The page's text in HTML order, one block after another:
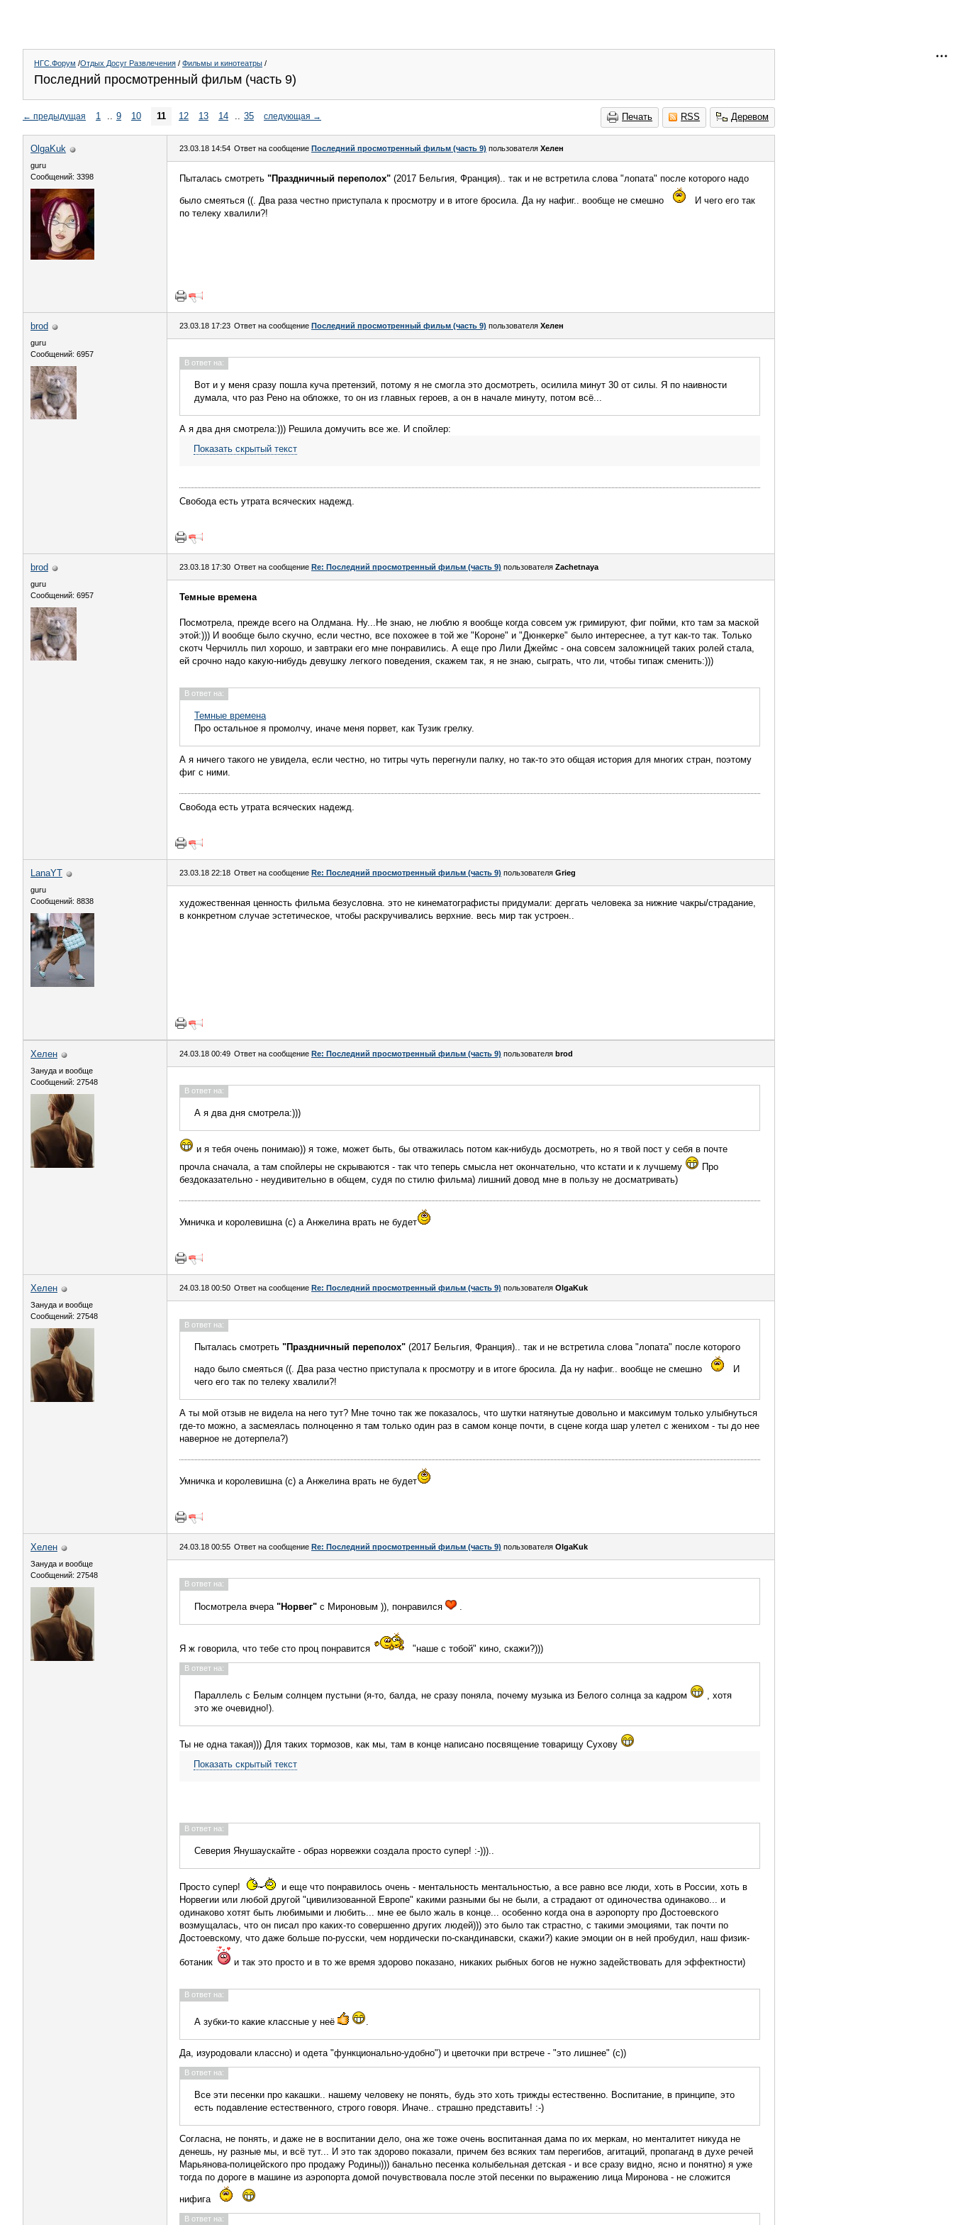
НГС.Форум /Отдых Досуг Развлечения / Фильмы и кинотеатры /
Последний просмотренный фильм (часть 9)
Печать RSS Деревом
← предыдущая 1 .. 9 10 11 12 13 14 .. 35 следующая →
OlgaKuk
guru
Сообщений: 3398
23.03.18 14:54 Ответ на сообщение Последний просмотренный фильм (часть 9) пользователя Хелен
Пыталась смотреть "Праздничный переполох" (2017 Бельгия, Франция).. так и не встретила слова "лопата" после которого надо
было смеяться ((. Два раза честно приступала к просмотру и в итоге бросила. Да ну нафиг.. вообще не смешно
И чего его так
по телеку хвалили?!
brod
guru
Сообщений: 6957
23.03.18 17:23 Ответ на сообщение Последний просмотренный фильм (часть 9) пользователя Хелен
В ответ на:
Вот и у меня сразу пошла куча претензий, потому я не смогла это досмотреть, осилила минут 30 от силы. Я по наивности
думала, что раз Рено на обложке, то он из главных героев, а он в начале минуту, потом всё...
А я два дня смотрела:))) Решила домучить все же. И спойлер:
Показать скрытый текст
Свобода есть утрата всяческих надежд.
brod
guru
Сообщений: 6957
23.03.18 17:30 Ответ на сообщение Re: Последний просмотренный фильм (часть 9) пользователя Zachetnaya
Темные времена
Посмотрела, прежде всего на Олдмана. Ну...Не знаю, не люблю я вообще когда совсем уж гримируют, фиг пойми, кто там за маской
этой:))) И вообще было скучно, если честно, все похожее в той же "Короне" и "Дюнкерке" было интереснее, а тут как-то так. Только
скотч Черчилль пил хорошо, и завтраки его мне понравились. А еще про Лили Джеймс - она совсем заложницей таких ролей стала,
ей срочно надо какую-нибудь девушку легкого поведения, скажем так, я не знаю, сыграть, что ли, чтобы типаж сменить:)))
В ответ на:
Темные времена
Про остальное я промолчу, иначе меня порвет, как Тузик грелку.
А я ничего такого не увидела, если честно, но титры чуть перегнули палку, но так-то это общая история для многих стран, поэтому
фиг с ними.
Свобода есть утрата всяческих надежд.
LanaYT
guru
Сообщений: 8838
23.03.18 22:18 Ответ на сообщение Re: Последний просмотренный фильм (часть 9) пользователя Grieg
художественная ценность фильма безусловна. это не кинематографисты придумали: дергать человека за нижние чакры/страдание,
в конкретном случае эстетическое, чтобы раскручивались верхние. весь мир так устроен..
Хелен
Зануда и вообще
Сообщений: 27548
24.03.18 00:49 Ответ на сообщение Re: Последний просмотренный фильм (часть 9) пользователя brod
В ответ на:
А я два дня смотрела:)))
и я тебя очень понимаю)) я тоже, может быть, бы отважилась потом как-нибудь досмотреть, но я твой пост у себя в почте
прочла сначала, а там спойлеры не скрываются - так что теперь смысла нет окончательно, что кстати и к лучшему
Про
бездоказательно - неудивительно в общем, судя по стилю фильма) лишний довод мне в пользу не досматривать)
Умничка и королевишна (с) а Анжелина врать не будет
Хелен
Зануда и вообще
Сообщений: 27548
24.03.18 00:50 Ответ на сообщение Re: Последний просмотренный фильм (часть 9) пользователя OlgaKuk
В ответ на:
Пыталась смотреть "Праздничный переполох" (2017 Бельгия, Франция).. так и не встретила слова "лопата" после которого
надо было смеяться ((. Два раза честно приступала к просмотру и в итоге бросила. Да ну нафиг.. вообще не смешно
И
чего его так по телеку хвалили?!
А ты мой отзыв не видела на него тут? Мне точно так же показалось, что шутки натянутые довольно и максимум только улыбнуться
где-то можно, а засмеялась полноценно я там только один раз в самом конце почти, в сцене когда шар улетел с женихом - ты до нее
наверное не дотерпела?)
Умничка и королевишна (с) а Анжелина врать не будет
Хелен
Зануда и вообще
Сообщений: 27548
24.03.18 00:55 Ответ на сообщение Re: Последний просмотренный фильм (часть 9) пользователя OlgaKuk
В ответ на:
Посмотрела вчера "Норвег" с Мироновым )), понравился .
Я ж говорила, что тебе сто проц понравится "наше с тобой" кино, скажи?)))
В ответ на:
Параллель с Белым солнцем пустыни (я-то, балда, не сразу поняла, почему музыка из Белого солнца за кадром
, хотя
это же очевидно!).
Ты не одна такая))) Для таких тормозов, как мы, там в конце написано посвящение товарищу Сухову
Показать скрытый текст
В ответ на:
Северия Янушаускайте - образ норвежки создала просто супер! :-)))..
Просто супер!
и еще что понравилось очень - ментальность ментальностью, а все равно все люди, хоть в России, хоть в
Норвегии или любой другой "цивилизованной Европе" какими разными бы не были, а страдают от одиночества одинаково... и
одинаково хотят быть любимыми и любить... мне ее было жаль в конце... особенно когда она в аэропорту про Достоевского
возмущалась, что он писал про каких-то совершенно других людей))) это было так страстно, с такими эмоциями, так почти по
Достоевскому, что даже больше по-русски, чем нордически по-скандинавски, скажи?) какие эмоции он в ней пробудил, наш физик-
ботаник и так это просто и в то же время здорово показано, никаких рыбных богов не нужно задействовать для эффектности)
В ответ на:
А зубки-то какие классные у неё .
Да, изуродовали классно) и одета "функционально-удобно") и цветочки при встрече - "это лишнее" (с))
В ответ на:
Все эти песенки про какашки.. нашему человеку не понять, будь это хоть трижды естественно. Воспитание, в принципе, это
есть подавление естественного, строго говоря. Иначе.. страшно представить! :-)
Согласна, не понять, и даже не в воспитании дело, она же тоже очень воспитанная дама по их меркам, но менталитет никуда не
денешь, ну разные мы, и всё тут... И это так здорово показали, причем без всяких там перегибов, агитаций, пропаганд в духе речей
Марьянова-полицейского про продажу Родины))) банально песенка колыбельная детская - и все сразу видно, ясно и понятно) я уже
тогда по дороге в машине из аэропорта домой почувствовала после этой песенки по выражению лица Миронова - не сложится
нифига
В ответ на: